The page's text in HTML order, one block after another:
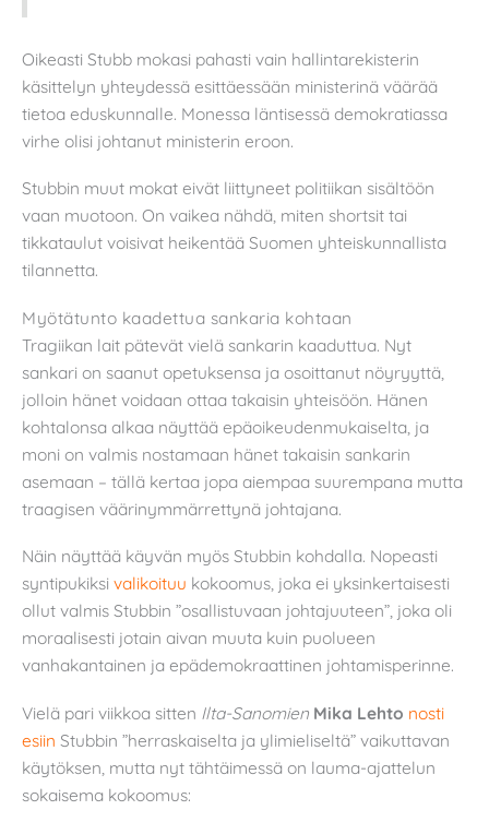
Oikeasti Stubb mokasi pahasti vain hallintarekisterin
käsittelyn yhteydessä esittäessään ministerinä väärää
tietoa eduskunnalle. Monessa läntisessä demokratiassa
virhe olisi johtanut ministerin eroon.
Stubbin muut mokat eivät liittyneet politiikan sisältöön
vaan muotoon. On vaikea nähdä, miten shortsit tai
tikkataulut voisivat heikentää Suomen yhteiskunnallista
tilannetta.
Myötätunto kaadettua sankaria kohtaan
Tragiikan lait pätevät vielä sankarin kaaduttua. Nyt
sankari on saanut opetuksensa ja osoittanut nöyryyttä,
jolloin hänet voidaan ottaa takaisin yhteisöön. Hänen
kohtalonsa alkaa näyttää epäoikeudenmukaiselta, ja
moni on valmis nostamaan hänet takaisin sankarin
asemaan – tällä kertaa jopa aiempaa suurempana mutta
traagisen väärinymmärrettynä johtajana.
Näin näyttää käyvän myös Stubbin kohdalla. Nopeasti
syntipukiksi valikoituu kokoomus, joka ei yksinkertaisesti
ollut valmis Stubbin ”osallistuvaan johtajuuteen”, joka oli
moraalisesti jotain aivan muuta kuin puolueen
vanhakantainen ja epädemokraattinen johtamisperinne.
Vielä pari viikkoa sitten Ilta-Sanomien Mika Lehto nosti
esiin Stubbin ”herraskaiselta ja ylimieliseltä” vaikuttavan
käytöksen, mutta nyt tähtäimessä on lauma-ajattelun
sokaisema kokoomus: